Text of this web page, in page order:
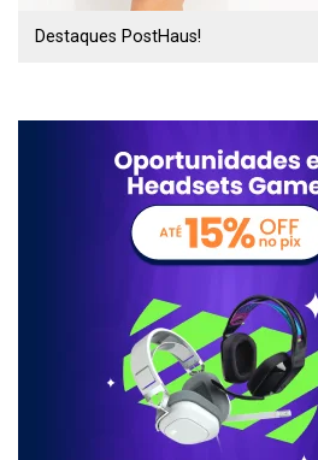
Destaques PostHaus!